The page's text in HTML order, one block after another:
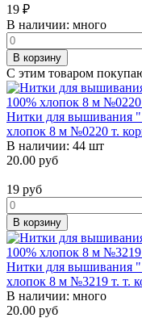
19 ₽
В наличии: много
В корзину
С этим товаром
Нитки для вышивания "
хлопок 8 м №0220 т.
В наличии: 44 шт
20.00 руб
19 руб
В корзину
Нитки для вышивания "
хлопок 8 м №3219 т. т.
В наличии: много
20.00 руб